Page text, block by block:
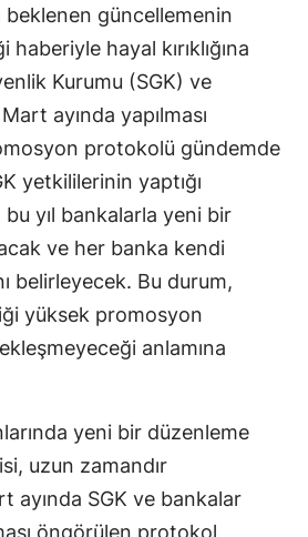
Gaziantep
Giresun
Gümüşhane
Hakkari
Hatay
Isparta
Mersin
İstanbul
Kars
Kastamonu
Kayseri
beklenen güncellemenin
hayal kırıklığına
Kurumu (SGK) ve
ayında yapılması
protokolü gündemde
yetkililerinin yaptığı
bu yıl bankalarla yeni bir
ve her banka kendi
belirleyecek. Bu durum,
yüksek promosyon
anlamına
yeni bir düzenleme
uzun zamandır
ayında SGK ve bankalar
öngörülen protokol